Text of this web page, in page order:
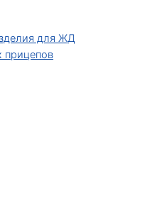
для ЖД
прицепов